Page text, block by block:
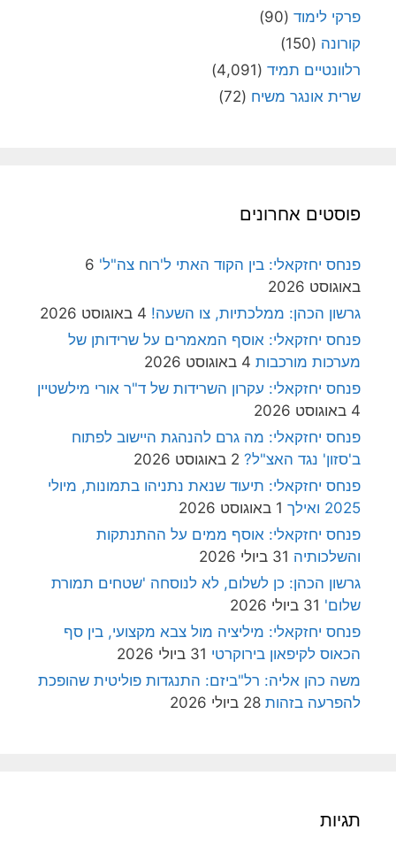
פרקי לימוד (90)
קורונה (150)
רלוונטיים תמיד (4,091)
שרית אונגר משיח (72)
פוסטים אחרונים
פנחס יחזקאלי: בין הקוד האתי ל'רוח צה"ל' 6
באוגוסט 2026
גרשון הכהן: ממלכתיות, צו השעה! 4 באוגוסט 2026
פנחס יחזקאלי: אוסף המאמרים על שרידותן של
מערכות מורכבות 4 באוגוסט 2026
פנחס יחזקאלי: עקרון השרידות של ד"ר אורי מילשטיין
4 באוגוסט 2026
פנחס יחזקאלי: מה גרם להנהגת היישוב לפתוח
ב'סזון' נגד האצ"ל? 2 באוגוסט 2026
פנחס יחזקאלי: תיעוד שנאת נתניהו בתמונות, מיולי
2025 ואילך
1 באוגוסט 2026
פנחס יחזקאלי: אוסף ממים על ההתנתקות
והשלכותיה 31 ביולי 2026
גרשון הכהן: כן לשלום, לא לנוסחה 'שטחים תמורת
שלום' 31 ביולי 2026
פנחס יחזקאלי: מיליציה מול צבא מקצועי, בין סף
הכאוס לקיפאון בירוקרטי 31 ביולי 2026
משה כהן אליה: רל"ביזם: התנגדות פוליטית שהופכת
להפרעה בזהות 28 ביולי 2026
תגיות